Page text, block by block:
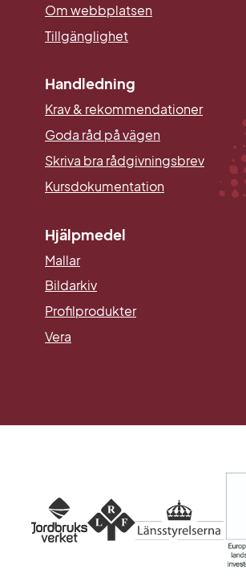
Om webbplatsen
Tillgänglighet
Handledning
Krav & rekommendationer
Goda råd på vägen
Skriva bra rådgivningsbrev
Kursdokumentation
Hjälpmedel
Mallar
BildarkivLänk till annan webbplats.
Profilprodukter
Vera